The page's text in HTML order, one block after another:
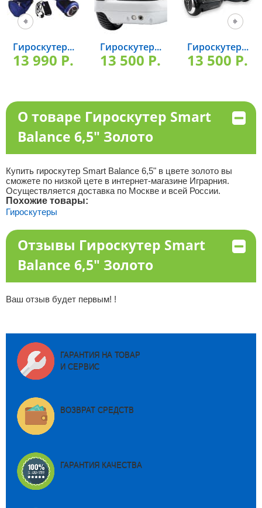
Гироскутер...
13 990 P.
Гироскутер...
13 500 P.
Гироскутер...
13 500 P.
О товаре Гироскутер Smart
Balance 6,5" Золото
Купить гироскутер Smart Balance 6,5" в цвете золото вы
сможете по низкой цете в интернет-магазине Играрния.
Осуществляется доставка по Москве и всей России.
Похожие товары:
Гироскутеры
Отзывы Гироскутер Smart
Balance 6,5" Золото
Ваш отзыв будет первым! !
ГАРАНТИЯ НА ТОВАР
И СЕРВИС
ВОЗВРАТ СРЕДСТВ
ГАРАНТИЯ КАЧЕСТВА